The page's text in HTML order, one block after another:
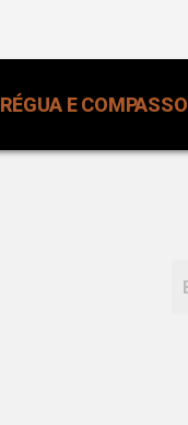
RÉGUA E COMPASSO